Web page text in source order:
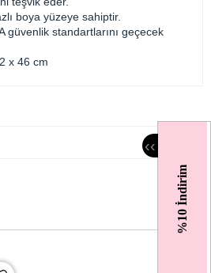
%10 İndirim
‹‹
boya yüzeye sahiptir.
güvenlik standartlarını geçecek
x 46 cm